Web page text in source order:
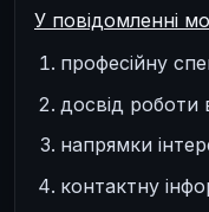
У повідомленні
професійну
досвід роботи
напрямки
контактну